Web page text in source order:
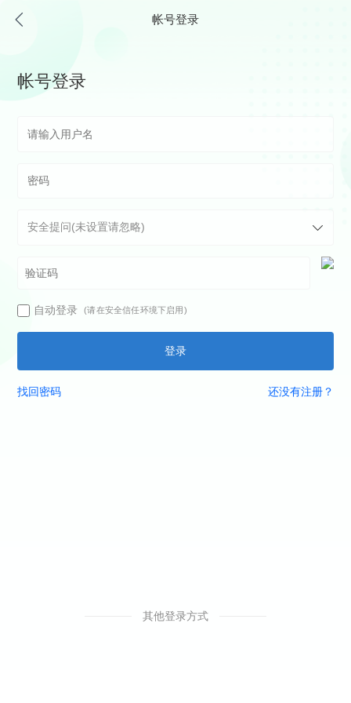
帐号登录
帐号登录
自动登录 (请在安全信任环境下启用)
登录
找回密码 还没有注册？
其他登录方式